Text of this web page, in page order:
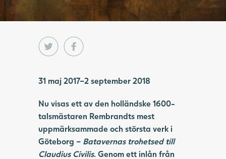
31 maj 2017–2 september 2018
Nu visas ett av den holländske 1600-
talsmästaren Rembrandts mest
uppmärksammade och största verk i
Göteborg – Batavernas trohetsed till
Claudius Civilis. Genom ett inlån från